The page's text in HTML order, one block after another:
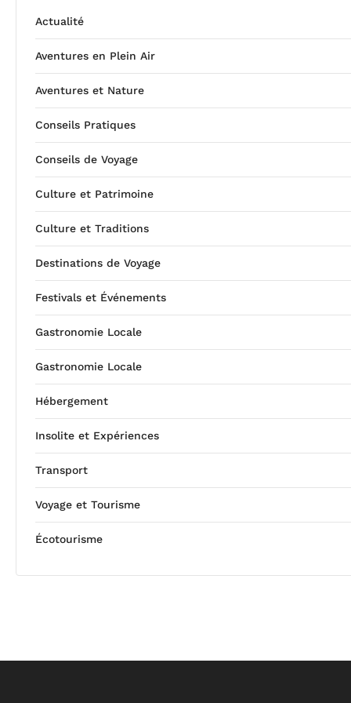
Actualité
Aventures en Plein Air
Aventures et Nature
Conseils Pratiques
Conseils de Voyage
Culture et Patrimoine
Culture et Traditions
Destinations de Voyage
Festivals et Événements
Gastronomie Locale
Gastronomie Locale
Hébergement
Insolite et Expériences
Transport
Voyage et Tourisme
Écotourisme